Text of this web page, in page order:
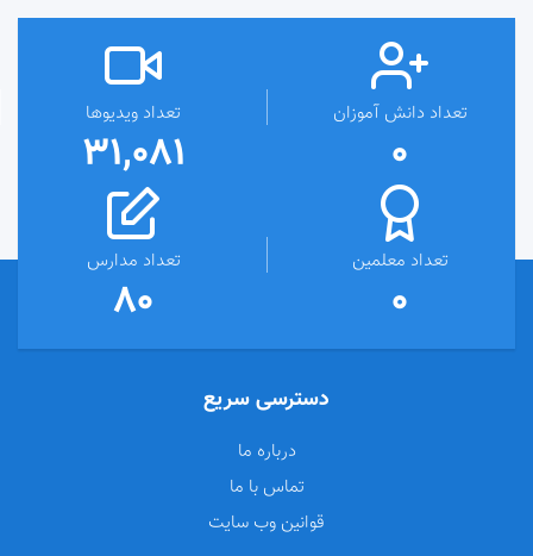
تعداد دانش آموزان
0
تعداد ویدیوها
31,081
تعداد معلمین
0
تعداد مدارس
80
دسترسی سریع
درباره ما
تماس با ما
قوانین وب سایت